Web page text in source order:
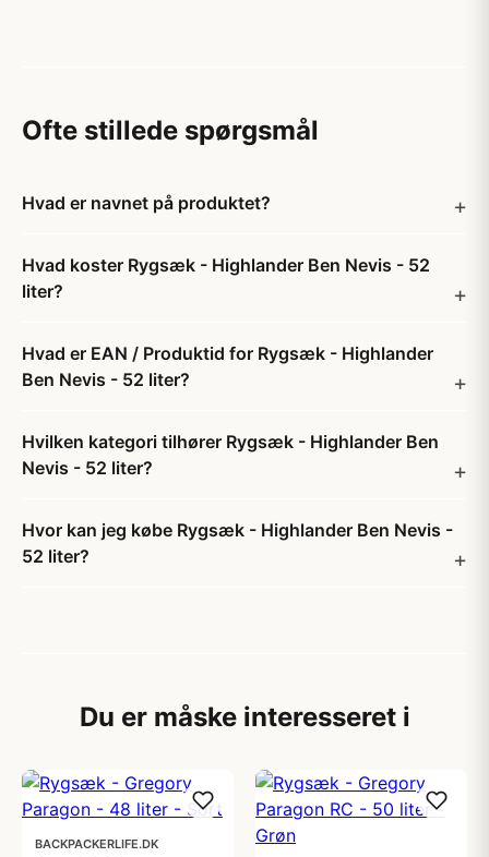
Ofte stillede spørgsmål
Hvad er navnet på produktet?
Hvad koster Rygsæk - Highlander Ben Nevis - 52
liter?
Hvad er EAN / Produktid for Rygsæk - Highlander
Ben Nevis - 52 liter?
Hvilken kategori tilhører Rygsæk - Highlander Ben
Nevis - 52 liter?
Hvor kan jeg købe Rygsæk - Highlander Ben Nevis -
52 liter?
Du er måske interesseret i
BACKPACKERLIFE.DK